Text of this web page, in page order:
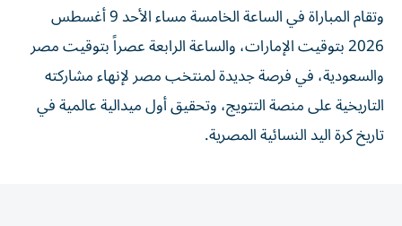
وتقام المباراة في الساعة الخامسة مساء الأحد 9 أغسطس
2026 بتوقيت الإمارات، والساعة الرابعة عصراً بتوقيت مصر
والسعودية، في فرصة جديدة لمنتخب مصر لإنهاء مشاركته
التاريخية على منصة التتويج، وتحقيق أول ميدالية عالمية في
تاريخ كرة اليد النسائية المصرية.